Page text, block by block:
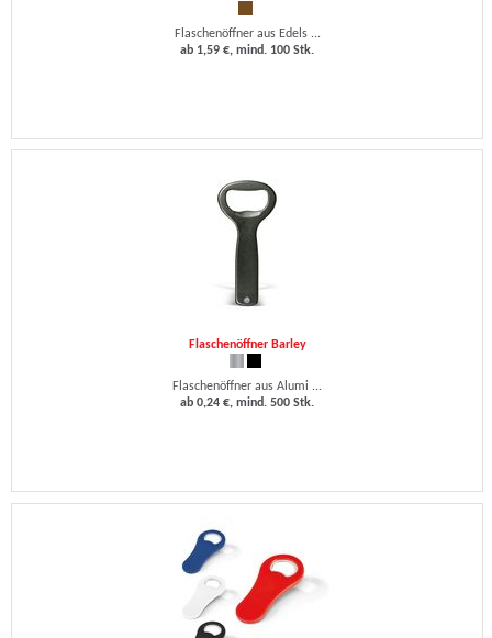
Flaschenöffner aus Edels ...
ab 1,59 €, mind. 100 Stk.
Flaschenöffner Barley
Flaschenöffner aus Alumi ...
ab 0,24 €, mind. 500 Stk.